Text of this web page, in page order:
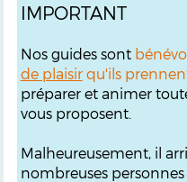
IMPORTANT
Nos guides sont
de plaisirqu'ils
préparer et animer
vous proposent.
Malheureusement, il
nombreuses personnes